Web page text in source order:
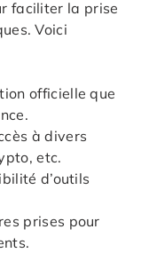
faciliter la prise
Voici
officielle que
à divers
etc.
d’outils
prises pour